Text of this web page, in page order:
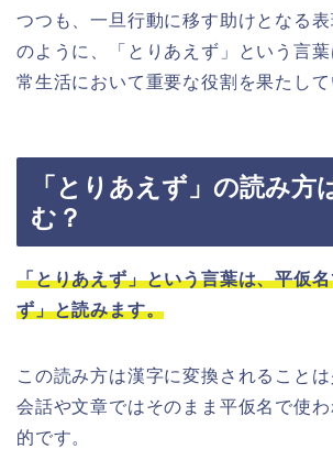
つつも、一旦行動に移す助けとなる表
のように、「とりあえず」という言葉
常生活において重要な役割を果たして
「とりあえず」の読み方
む？
「とりあえず」という言葉は、平仮
ず」と読みます。
この読み方は漢字に変換されること
会話や文章ではそのまま平仮名で使
的です。